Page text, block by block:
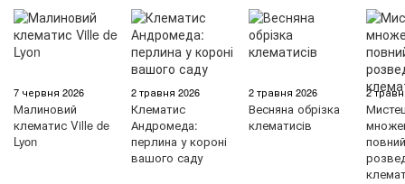
7 червня 2026
Малиновий
клематис Ville de
Lyon
2 травня 2026
Клематис
Андромеда:
перлина у короні
вашого саду
2 травня 2026
Весняна обрізка
клематисів
2
повний